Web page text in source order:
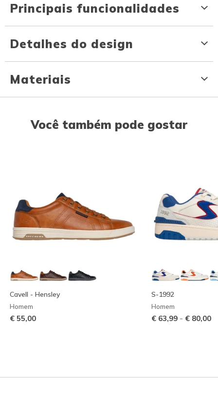
Principais funcionalidades
Detalhes do design
Materiais
Você também pode gostar
Cavell - Hensley
Homem
€ 55,00
S-1992
Homem
€ 63,99 - € 80,00